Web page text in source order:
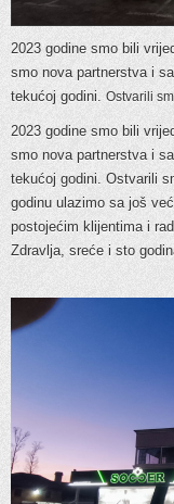
2023 godine smo bili
smo nova partnerstva i
tekućoj godini. Ostvarili
2023 godine smo bili
smo nova partnerstva i
tekućoj godini. Ostvarili
godinu ulazimo sa još
postojećim klijentima i
Zdravlja, sreće i sto